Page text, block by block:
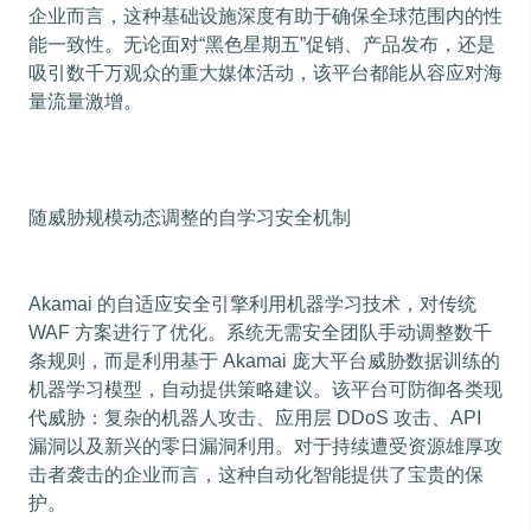
企业而言，这种基础设施深度有助于确保全球范围内的性
能一致性。无论面对“黑色星期五”促销、产品发布，还是
吸引数千万观众的重大媒体活动，该平台都能从容应对海
量流量激增。
随威胁规模动态调整的自学习安全机制
Akamai 的自适应安全引擎利用机器学习技术，对传统
WAF 方案进行了优化。系统无需安全团队手动调整数千
条规则，而是利用基于 Akamai 庞大平台威胁数据训练的
机器学习模型，自动提供策略建议。该平台可防御各类现
代威胁：复杂的机器人攻击、应用层 DDoS 攻击、API
漏洞以及新兴的零日漏洞利用。对于持续遭受资源雄厚攻
击者袭击的企业而言，这种自动化智能提供了宝贵的保
护。